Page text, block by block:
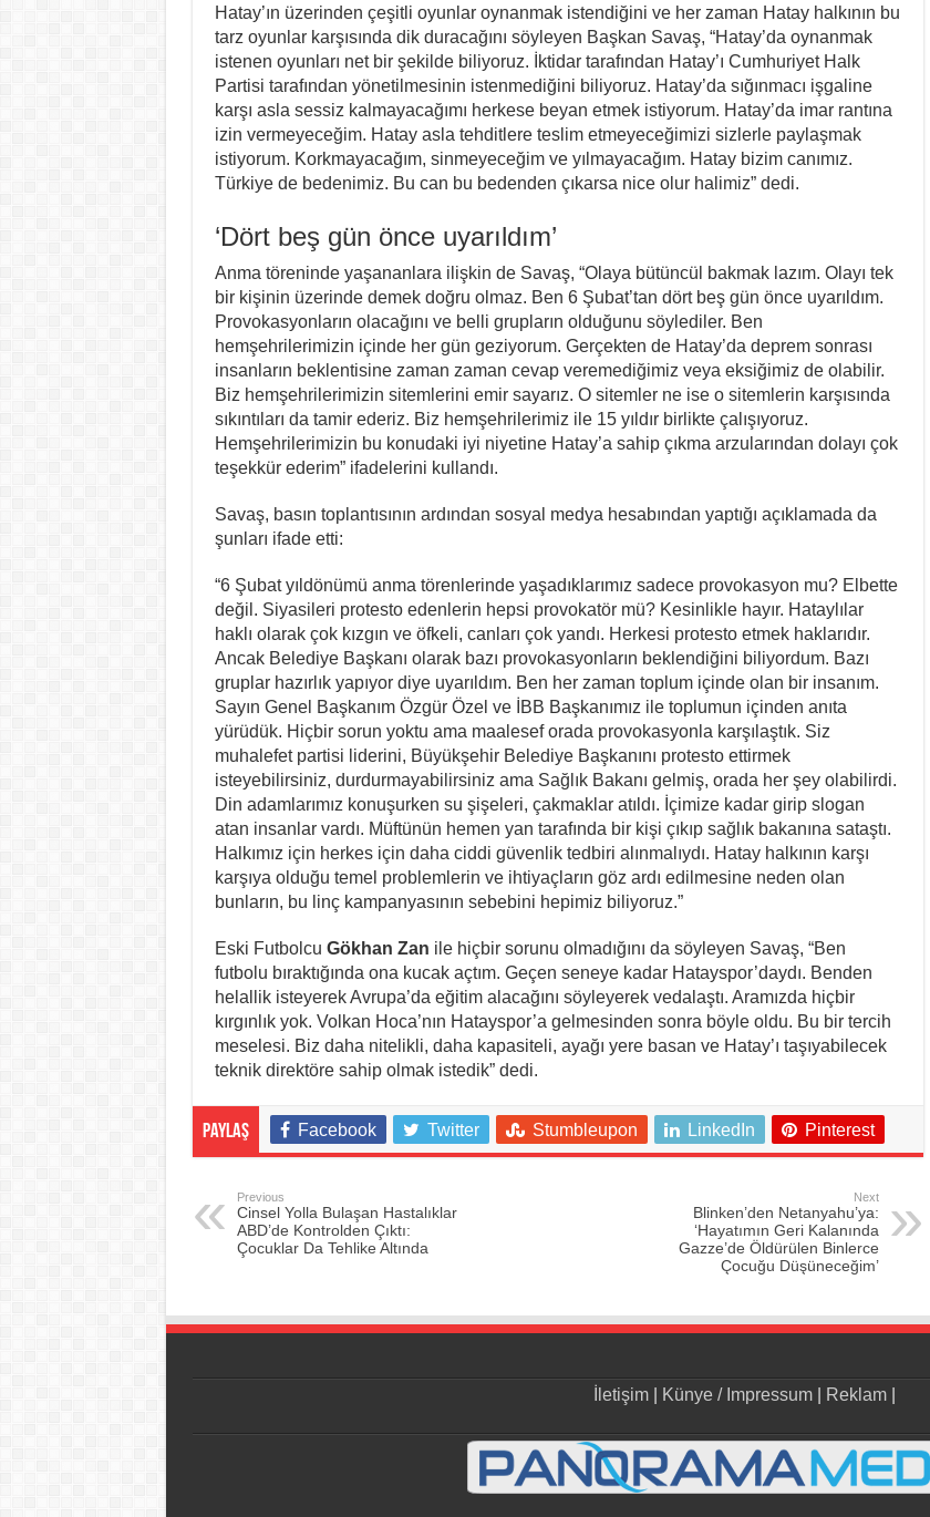
Hatay’ın üzerinden çeşitli oyunlar oynanmak istendiğini ve her zaman Hatay halkının bu
tarz oyunlar karşısında dik duracağını söyleyen Başkan Savaş, “Hatay’da oynanmak
istenen oyunları net bir şekilde biliyoruz. İktidar tarafından Hatay’ı Cumhuriyet Halk
Partisi tarafından yönetilmesinin istenmediğini biliyoruz. Hatay’da sığınmacı işgaline
karşı asla sessiz kalmayacağımı herkese beyan etmek istiyorum. Hatay’da imar rantına
izin vermeyeceğim. Hatay asla tehditlere teslim etmeyeceğimizi sizlerle paylaşmak
istiyorum. Korkmayacağım, sinmeyeceğim ve yılmayacağım. Hatay bizim canımız.
Türkiye de bedenimiz. Bu can bu bedenden çıkarsa nice olur halimiz” dedi.
‘Dört beş gün önce uyarıldım’
Anma töreninde yaşananlara ilişkin de Savaş, “Olaya bütüncül bakmak lazım. Olayı tek
bir kişinin üzerinde demek doğru olmaz. Ben 6 Şubat’tan dört beş gün önce uyarıldım.
Provokasyonların olacağını ve belli grupların olduğunu söylediler. Ben
hemşehrilerimizin içinde her gün geziyorum. Gerçekten de Hatay’da deprem sonrası
insanların beklentisine zaman zaman cevap veremediğimiz veya eksiğimiz de olabilir.
Biz hemşehrilerimizin sitemlerini emir sayarız. O sitemler ne ise o sitemlerin karşısında
sıkıntıları da tamir ederiz. Biz hemşehrilerimiz ile 15 yıldır birlikte çalışıyoruz.
Hemşehrilerimizin bu konudaki iyi niyetine Hatay’a sahip çıkma arzularından dolayı çok
teşekkür ederim” ifadelerini kullandı.
Savaş, basın toplantısının ardından sosyal medya hesabından yaptığı açıklamada da
şunları ifade etti:
“6 Şubat yıldönümü anma törenlerinde yaşadıklarımız sadece provokasyon mu? Elbette
değil. Siyasileri protesto edenlerin hepsi provokatör mü? Kesinlikle hayır. Hataylılar
haklı olarak çok kızgın ve öfkeli, canları çok yandı. Herkesi protesto etmek haklarıdır.
Ancak Belediye Başkanı olarak bazı provokasyonların beklendiğini biliyordum. Bazı
gruplar hazırlık yapıyor diye uyarıldım. Ben her zaman toplum içinde olan bir insanım.
Sayın Genel Başkanım Özgür Özel ve İBB Başkanımız ile toplumun içinden anıta
yürüdük. Hiçbir sorun yoktu ama maalesef orada provokasyonla karşılaştık. Siz
muhalefet partisi liderini, Büyükşehir Belediye Başkanını protesto ettirmek
isteyebilirsiniz, durdurmayabilirsiniz ama Sağlık Bakanı gelmiş, orada her şey olabilirdi.
Din adamlarımız konuşurken su şişeleri, çakmaklar atıldı. İçimize kadar girip slogan
atan insanlar vardı. Müftünün hemen yan tarafında bir kişi çıkıp sağlık bakanına sataştı.
Halkımız için herkes için daha ciddi güvenlik tedbiri alınmalıydı. Hatay halkının karşı
karşıya olduğu temel problemlerin ve ihtiyaçların göz ardı edilmesine neden olan
bunların, bu linç kampanyasının sebebini hepimiz biliyoruz.”
Eski Futbolcu Gökhan Zan ile hiçbir sorunu olmadığını da söyleyen Savaş, “Ben
futbolu bıraktığında ona kucak açtım. Geçen seneye kadar Hatayspor’daydı. Benden
helallik isteyerek Avrupa’da eğitim alacağını söyleyerek vedalaştı. Aramızda hiçbir
kırgınlık yok. Volkan Hoca’nın Hatayspor’a gelmesinden sonra böyle oldu. Bu bir tercih
meselesi. Biz daha nitelikli, daha kapasiteli, ayağı yere basan ve Hatay’ı taşıyabilecek
teknik direktöre sahip olmak istedik” dedi.
Paylaş Facebook Twitter Stumbleupon LinkedIn Pinterest
Previous
Cinsel Yolla Bulaşan Hastalıklar
ABD’de Kontrolden Çıktı:
Çocuklar Da Tehlike Altında
Next
Blinken’den Netanyahu’ya:
‘Hayatımın Geri Kalanında
Gazze’de Öldürülen Binlerce
Çocuğu Düşüneceğim’
İletişim| Künye / Impressum| Reklam|